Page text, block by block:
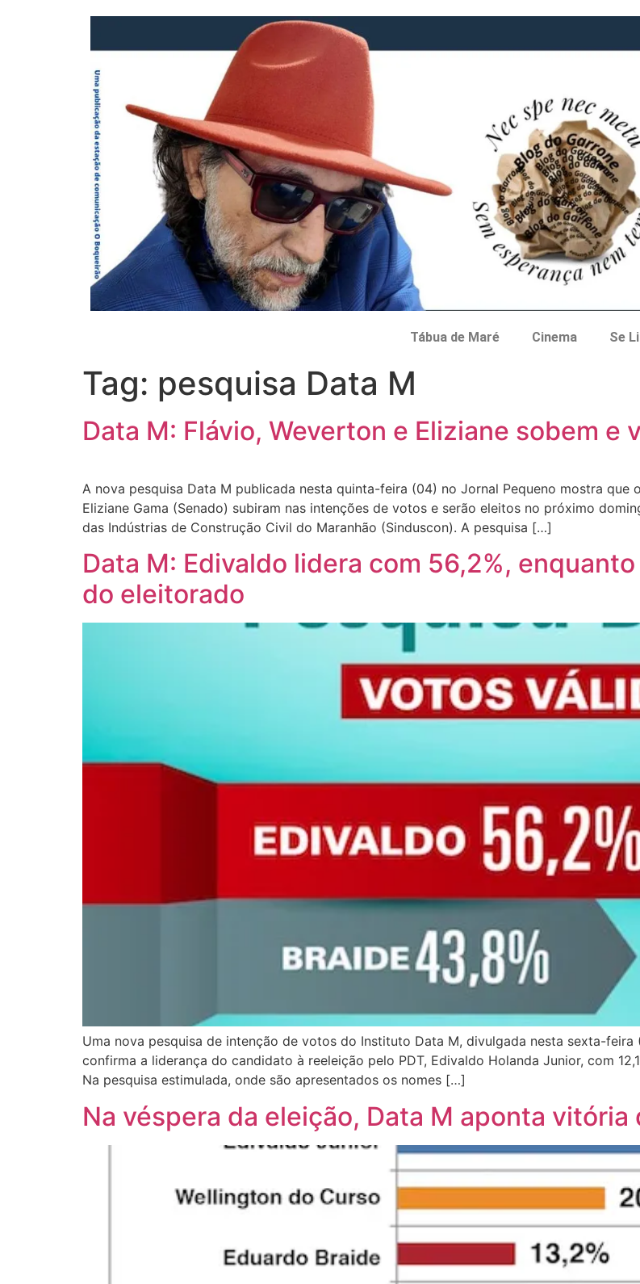
Tábua de Maré Cinema Se
Tag: pesquisa Data M
Data M: Flávio, Weverton e Eliziane sobem e
A nova pesquisa Data M publicada nesta quinta-feira (04) no Jornal Pequeno mostra
Eliziane Gama (Senado) subiram nas intenções de votos e serão eleitos no próximo
das Indústrias de Construção Civil do Maranhão (Sinduscon). A pesquisa […]
Data M: Edivaldo lidera com 56,2%,
do eleitorado
Uma nova pesquisa de intenção de votos do Instituto Data M, divulgada nesta sexta-feira
confirma a liderança do candidato à reeleição pelo PDT, Edivaldo Holanda Junior, com
Na pesquisa estimulada, onde são apresentados os nomes […]
Na véspera da eleição, Data M aponta